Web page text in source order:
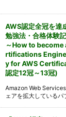
AWS認定全冠を達
勉強法・合格体験
～How to become
rtifications
y for AWS
認定12冠～13冠)
Amazon Web
ェアを拡大しているパ